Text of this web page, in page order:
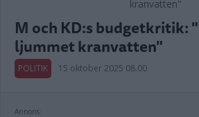
M och KD:s budgetkritik:
ljummet kranvatten"
POLITIK 15 oktober 2025 08.00
Annons: